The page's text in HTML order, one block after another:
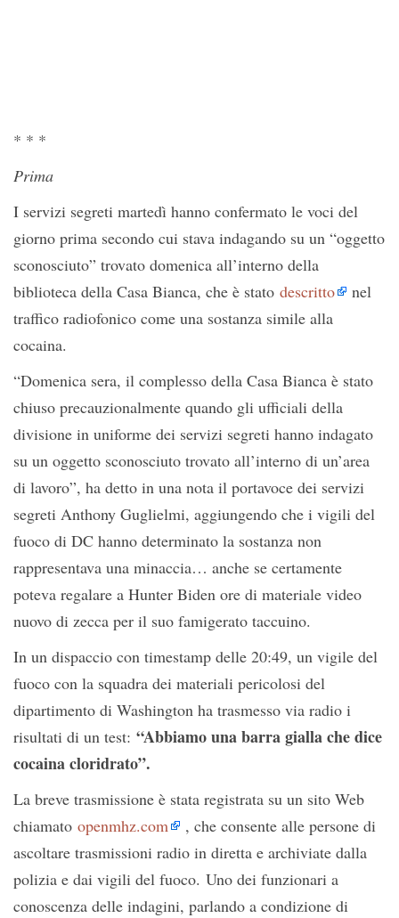
* * *
Prima
I servizi segreti martedì hanno confermato le voci del
giorno prima secondo cui stava indagando su un “oggetto
sconosciuto” trovato domenica all’interno della
biblioteca della Casa Bianca, che è stato descritto
nel
traffico radiofonico come una sostanza simile alla
cocaina.
“Domenica sera, il complesso della Casa Bianca è stato
chiuso precauzionalmente quando gli ufficiali della
divisione in uniforme dei servizi segreti hanno indagato
su un oggetto sconosciuto trovato all’interno di un’area
di lavoro”, ha detto in una nota il portavoce dei servizi
segreti Anthony Guglielmi, aggiungendo che i vigili del
fuoco di DC hanno determinato la sostanza non
rappresentava una minaccia… anche se certamente
poteva regalare a Hunter Biden ore di materiale video
nuovo di zecca per il suo famigerato taccuino.
In un dispaccio con timestamp delle 20:49, un vigile del
fuoco con la squadra dei materiali pericolosi del
dipartimento di Washington ha trasmesso via radio i
risultati di un test: “Abbiamo una barra gialla che dice
cocaina cloridrato”.
La breve trasmissione è stata registrata su un sito Web
chiamato openmhz.com
, che consente alle persone di
ascoltare trasmissioni radio in diretta e archiviate dalla
polizia e dai vigili del fuoco. Uno dei funzionari a
conoscenza delle indagini, parlando a condizione di